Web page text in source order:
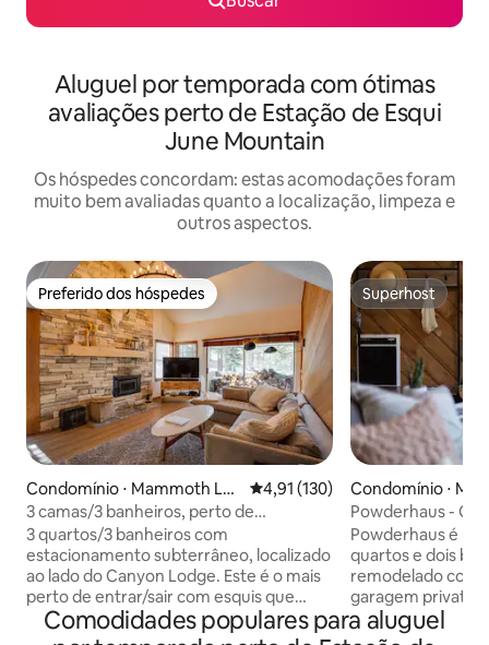
Aluguel por temporada com ótimas
avaliações perto de Estação de Esqui
June Mountain
Os hóspedes concordam: estas acomodações foram
muito bem avaliadas quanto a localização, limpeza e
outros aspectos.
Preferido dos hóspedes
Preferido dos hóspedes
Condomínio ⋅ Mammoth Lak
es
4,91 de uma avaliação média de
4,91 (130)
3 camas/3 banheiros, perto de
elevadores, estacionamento
subterrâneo
3 quartos/3 banheiros com
estacionamento subterrâneo, localizado
ao lado do Canyon Lodge. Este é o mais
perto de entrar/sair com esquis que
você pode chegar no Canyon Lodge! O
Canyon está aberto sazonalmente.
Superhost
Superhost
Condomínio ⋅
kes
Powderhaus -
dois quartos no
Powderhaus é
quartos e dois
remodelado com
garagem
carregador de
localizado ao
Comodidades populares para aluguel